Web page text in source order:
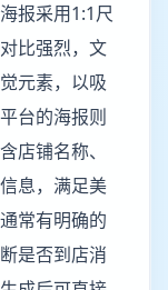
报采用1:1尺
比强烈，文
元素，以吸
台的海报则
店铺名称、
息，满足美
常有明确的
是否到店消